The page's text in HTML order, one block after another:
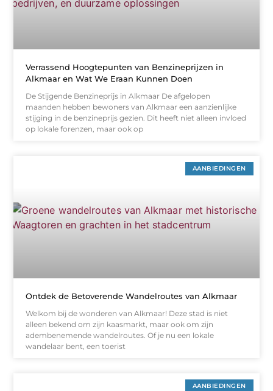
Verrassend Hoogtepunten van Benzineprijzen in
Alkmaar en Wat We Eraan Kunnen Doen
De Stijgende Benzineprijs in Alkmaar De afgelopen
maanden hebben bewoners van Alkmaar een aanzienlijke
stijging in de benzineprijs gezien. Dit heeft niet alleen invloed
op lokale forenzen, maar ook op
AANBIEDINGEN
Ontdek de Betoverende Wandelroutes van Alkmaar
Welkom bij de wonderen van Alkmaar! Deze stad is niet
alleen bekend om zijn kaasmarkt, maar ook om zijn
adembenemende wandelroutes. Of je nu een lokale
wandelaar bent, een toerist
AANBIEDINGEN